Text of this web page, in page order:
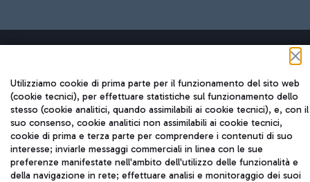
Aeroporti di Roma S.p.A. - Società soggetta a direzione e
coordinamento di Mundys S.p.A.
Codice fiscale e Registro delle Imprese di Roma 13032990155 P.
IVA 06572251004
Capitale sociale 62.224.743,00 int. vers.
Sede legale: Via Pier Paolo Racchetti 1 - 00054 Fiumicino (RM)
Utilizziamo cookie di prima parte per il funzionamento del sito web
(cookie tecnici), per effettuare statistiche sul funzionamento dello
stesso (cookie analitici, quando assimilabili ai cookie tecnici), e, con il
suo consenso, cookie analitici non assimilabili ai cookie tecnici,
cookie di prima e terza parte per comprendere i contenuti di suo
interesse; inviarle messaggi commerciali in linea con le sue
preferenze manifestate nell'ambito dell'utilizzo delle funzionalità e
della navigazione in rete; effettuare analisi e monitoraggio dei suoi